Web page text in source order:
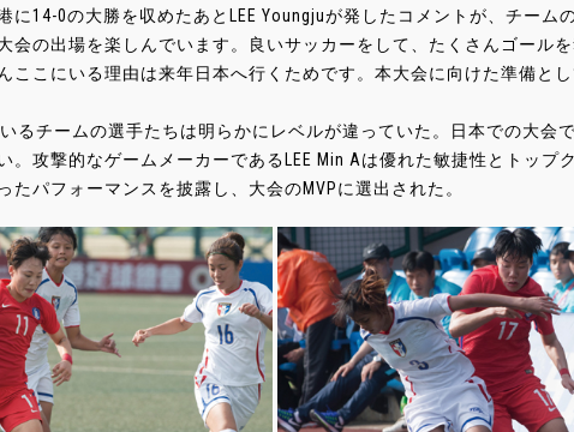
に14-0の大勝を収めたあとLEE Youngjuが発したコメントが、チーム
会の出場を楽しんでいます。良いサッカーをして、たくさんゴール
ここにいる理由は来年日本へ行くためです。本大会に向けた準備とし
いるチームの選手たちは明らかにレベルが違っていた。日本での大会
。攻撃的なゲームメーカーであるLEE Min Aは優れた敏捷性とトップ
たパフォーマンスを披露し、大会のMVPに選出された。